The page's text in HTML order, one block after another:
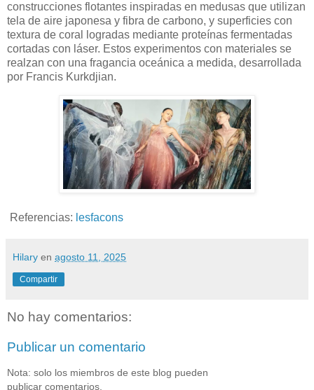
construcciones flotantes inspiradas en medusas que utilizan
tela de aire japonesa y fibra de carbono, y superficies con
textura de coral logradas mediante proteínas fermentadas
cortadas con láser. Estos experimentos con materiales se
realzan con una fragancia oceánica a medida, desarrollada
por Francis Kurkdjian.
Referencias: lesfacons
Hilary en agosto 11, 2025
Compartir
No hay comentarios:
Publicar un comentario
Nota: solo los miembros de este blog pueden
publicar comentarios.